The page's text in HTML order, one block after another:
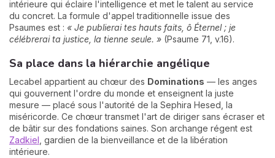
intérieure qui éclaire l'intelligence et met le talent au service
du concret. La formule d'appel traditionnelle issue des
Psaumes est : « Je publierai tes hauts faits, ô Éternel ; je
célébrerai ta justice, la tienne seule. » (Psaume 71, v.16).
Sa place dans la hiérarchie angélique
Lecabel appartient au chœur des Dominations — les anges
qui gouvernent l'ordre du monde et enseignent la juste
mesure — placé sous l'autorité de la Sephira Hesed, la
miséricorde. Ce chœur transmet l'art de diriger sans écraser et
de bâtir sur des fondations saines. Son archange régent est
Zadkiel , gardien de la bienveillance et de la libération
intérieure.